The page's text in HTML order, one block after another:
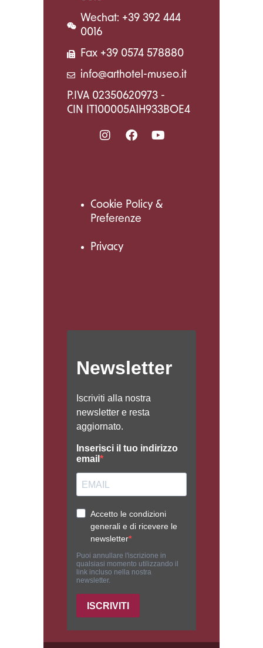
Wechat: +39 392 444
0016
Fax +39 0574 578880
info@arthotel-museo.it
P.IVA 02350620973 -
CIN IT100005A1H933BOE4
Cookie Policy &
Preferenze
Privacy